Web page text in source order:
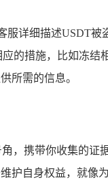
详细描述USDT被
的措施，比如冻结
所需的信息。
，携带你收集的证
护自身权益，就像